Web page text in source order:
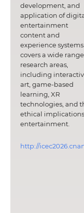
development, and
application of
entertainment
content and
experience
covers a wide
research areas,
including
art, game-based
learning, XR
technologies, and
ethical
entertainment.
http://